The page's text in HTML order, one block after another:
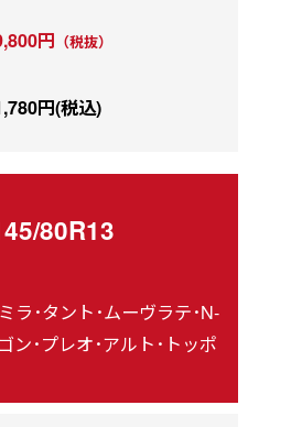
円 （税抜）
円(税込)
80R13
ラ･タント･ムーヴラテ･N-
ン･プレオ･アルト･トッポ